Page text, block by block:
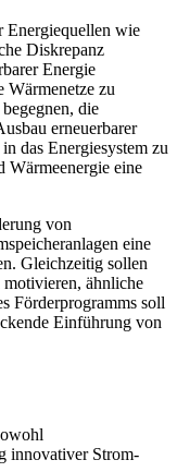
Energiequellen wie
Diskrepanz
Energie
Wärmenetze zu
die
erneuerbarer
das Energiesystem zu
Wärmeenergie eine
von
eine
Gleichzeitig sollen
motivieren, ähnliche
Förderprogramms soll
Einführung von
innovativer Strom-